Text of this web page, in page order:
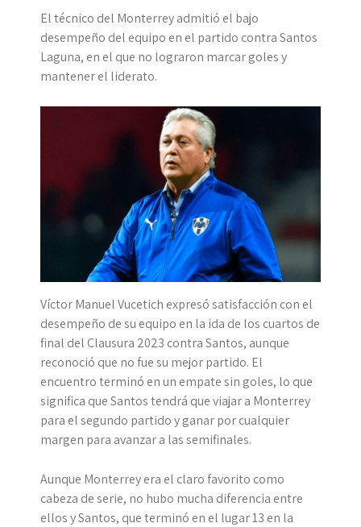
El técnico del Monterrey admitió el bajo
desempeño del equipo en el partido contra Santos
Laguna, en el que no lograron marcar goles y
mantener el liderato.
Víctor Manuel Vucetich expresó satisfacción con el
desempeño de su equipo en la ida de los cuartos de
final del Clausura 2023 contra Santos, aunque
reconoció que no fue su mejor partido. El
encuentro terminó en un empate sin goles, lo que
significa que Santos tendrá que viajar a Monterrey
para el segundo partido y ganar por cualquier
margen para avanzar a las semifinales.
Aunque Monterrey era el claro favorito como
cabeza de serie, no hubo mucha diferencia entre
ellos y Santos, que terminó en el lugar 13 en la